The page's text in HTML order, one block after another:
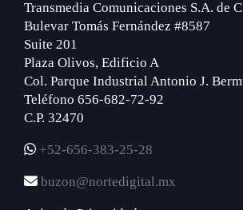
Transmedia Comunicaciones S.A. de
Bulevar Tomás Fernández #8587
Suite 201
Plaza Olivos, Edificio A
Col. Parque Industrial Antonio J.
Teléfono 656-682-72-92
C.P. 32470
+52-656-383-25-28
buzon@nortedigital.mx